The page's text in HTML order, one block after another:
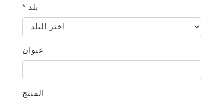
* بلد
عنوان
المنتج